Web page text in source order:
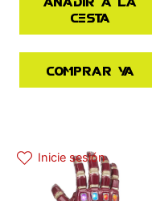
cesta
Comprar ya
Inicie sesión